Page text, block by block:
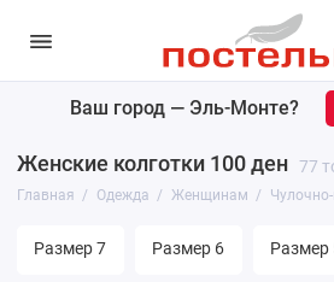
Ваш город — Эль-Монте?
Женские колготки 100 ден 77
Главная Одежда Женщинам
Размер 7 Размер 6 Размер
Мужчинам